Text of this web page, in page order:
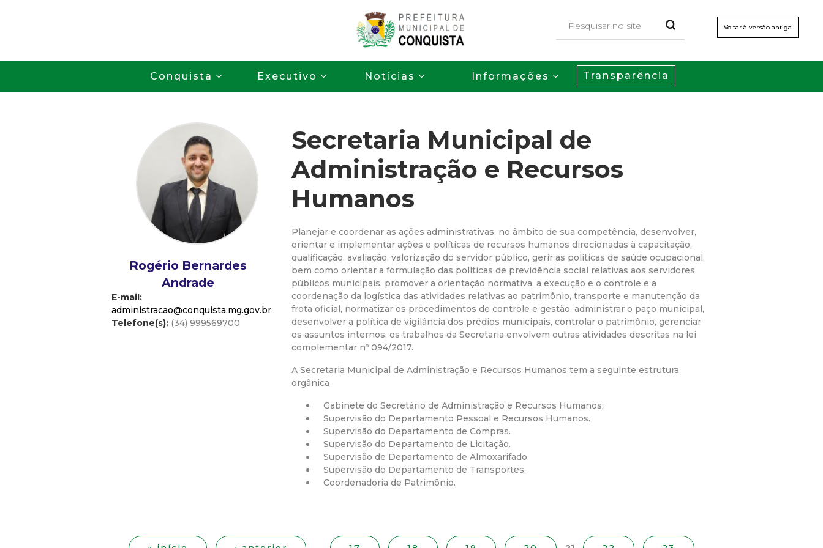
para
o
conteúdo
principal
Voltar à versão antiga
P
r
f
e
i
t
u
r
a
M
u
n
c
Conquista Executivo Notícias Informações Transparência
Secretaria Municipal de
Administração e Recursos
Humanos
Planejar e coordenar as ações administrativas, no âmbito de sua competência, desenvolver,
orientar e implementar ações e políticas de recursos humanos direcionadas à capacitação,
qualificação, avaliação, valorização do servidor público, gerir as políticas de saúde ocupacional,
bem como orientar a formulação das políticas de previdência social relativas aos servidores
públicos municipais, promover a orientação normativa, a execução e o controle e a
coordenação da logística das atividades relativas ao patrimônio, transporte e manutenção da
frota oficial, normatizar os procedimentos de controle e gestão, administrar o paço municipal,
desenvolver a política de vigilância dos prédios municipais, controlar o patrimônio, gerenciar
os assuntos internos, os trabalhos da Secretaria envolvem outras atividades descritas na lei
complementar nº 094/2017.
A Secretaria Municipal de Administração e Recursos Humanos tem a seguinte estrutura
orgânica
Gabinete do Secretário de Administração e Recursos Humanos;
Supervisão do Departamento Pessoal e Recursos Humanos.
Supervisão do Departamento de Compras.
Supervisão do Departamento de Licitação.
Supervisão de Departamento de Almoxarifado.
Supervisão do Departamento de Transportes.
Coordenadoria de Patrimônio.
Rogério Bernardes
Andrade
E-mail:
administracao@conquista.mg.gov.br
Telefone(s): (34) 999569700